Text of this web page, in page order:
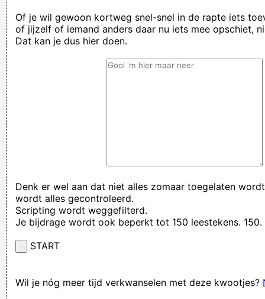
Of je wil gewoon kortweg snel-snel in de rapte iets
of jijzelf of iemand anders daar nu iets mee opschiet,
Dat kan je dus hier doen.
Denk er wel aan dat niet alles zomaar toegelaten
wordt alles gecontroleerd.
Scripting wordt weggefilterd.
Je bijdrage wordt ook beperkt tot 150 leestekens. 150.
START
Wil je nóg meer tijd verkwanselen met deze kwootjes?